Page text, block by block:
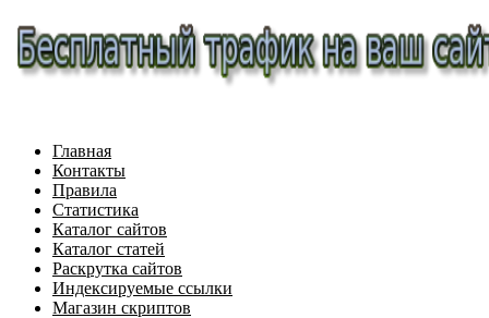
Главная
Контакты
Правила
Статистика
Каталог сайтов
Каталог статей
Раскрутка сайтов
Индексируемые ссылки
Магазин скриптов